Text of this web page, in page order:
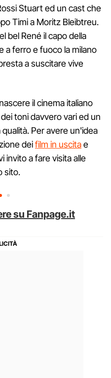
Stuart ed un cast che
Timi a Moritz Bleibtreu.
bel René il capo della
a ferro e fuoco la milano
a suscitare vive
il cinema italiano
toni davvero vari ed un
Per avere un'idea
deifilm in uscitae
invito a fare visita alle
sito.
su Fanpage.it